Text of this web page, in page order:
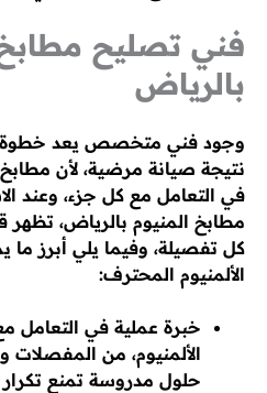
فني تصليح مطابخ
بالرياض
وجود فني متخصص يعد خطوة
نتيجة صيانة مرضية، لأن مطابخ
في التعامل مع كل جزء، وعند
مطابخ المنيوم بالرياض، تظهر
كل تفصيلة، وفيما يلي أبرز
الألمنيوم المحترف:
خبرة عملية في التعامل
الألمنيوم، من المفصلات
حلول مدروسة تمنع